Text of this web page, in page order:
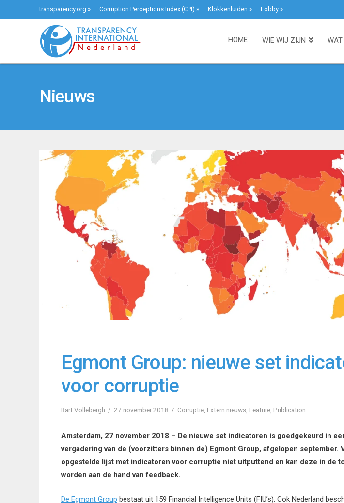
transparency.org » Corruption Perceptions Index (CPI) » Klokkenluiden » Lobby»
HOME WIE WIJ ZIJN WAT
Nieuws
Egmont Group: nieuwe set
voor corruptie
Bart Vollebergh 27 november 2018 Corruptie, Extern nieuws, Feature, Publication
Amsterdam, 27 november 2018 – De nieuwe set indicatoren is goedgekeurd in
vergadering van de (voorzitters binnen de) Egmont Group, afgelopen september.
opgestelde lijst met indicatoren voor corruptie niet uitputtend en kan deze in de
worden aan de hand van feedback.
De Egmont Group bestaat uit 159 Financial Intelligence Units (FIU’s). Ook Nederland